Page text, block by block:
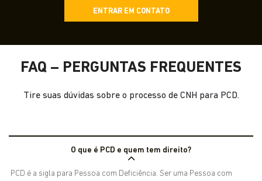
ENTRAR EM CONTATO
FAQ – PERGUNTAS FREQUENTES
Tire suas dúvidas sobre o processo de CNH para PCD.
O que é PCD e quem tem direito?
PCD é a sigla para Pessoa com Deficiência. Ser uma Pessoa com